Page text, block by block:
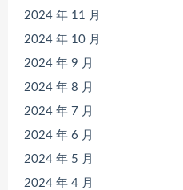
2024 年 11 月
2024 年 10 月
2024 年 9 月
2024 年 8 月
2024 年 7 月
2024 年 6 月
2024 年 5 月
2024 年 4 月